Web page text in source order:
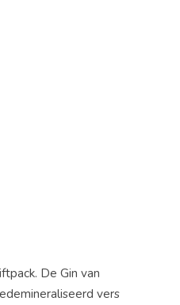
De Gin van
vers